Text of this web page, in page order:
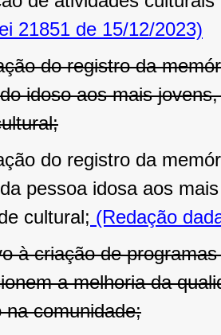
21851 de 15/12/2023)
do registro da
idoso aos mais
do registro da
pessoa idosa aos
cultural; (Redação
à criação de
a melhoria da
na comunidade;